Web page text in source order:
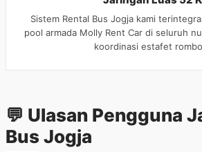
Sistem Rental Bus Jogja kami
pool armada Molly Rent Car di seluruh
koordinasi estafet
💬 Ulasan Pengguna
Bus Jogja